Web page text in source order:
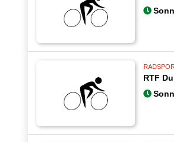
RTF